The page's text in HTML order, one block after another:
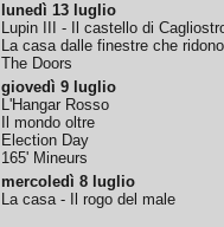
lunedì 13 luglio
Lupin III - Il castello di
La casa dalle finestre che ridono
The Doors
giovedì 9 luglio
L'Hangar Rosso
Il mondo oltre
Election Day
165' Mineurs
mercoledì 8 luglio
La casa - Il rogo del male